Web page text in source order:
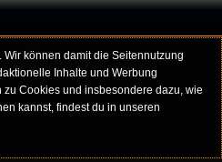
können damit die Seitennutzung
Inhalte und Werbung
Cookies und insbesondere dazu, wie
kannst, findest du in unseren